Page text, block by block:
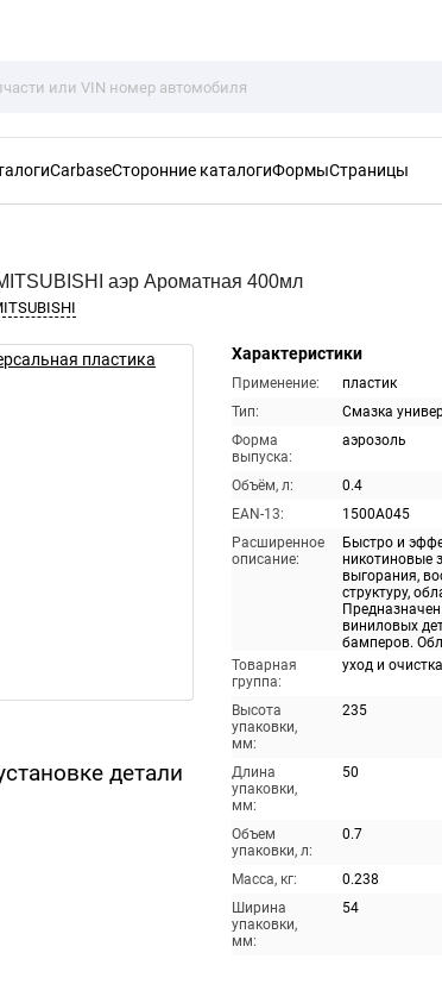
CarbaseСторонние каталогиФормыСтраницы
аэр Ароматная 400мл
детали
Характеристики
Применение:
пластик
Тип:
Смазка
Форма
выпуска:
аэрозоль
Объём, л:
0.4
EAN-13:
1500A045
Расширенное
описание:
Быстро и
никотиновые
выгорания,
структуру,
виниловых
бамперов.
Товарная
группа:
уход и очистка
Высота
упаковки,
мм:
235
Длина
упаковки,
мм:
50
Объем
упаковки, л:
0.7
Масса, кг:
0.238
Ширина
упаковки,
мм:
54